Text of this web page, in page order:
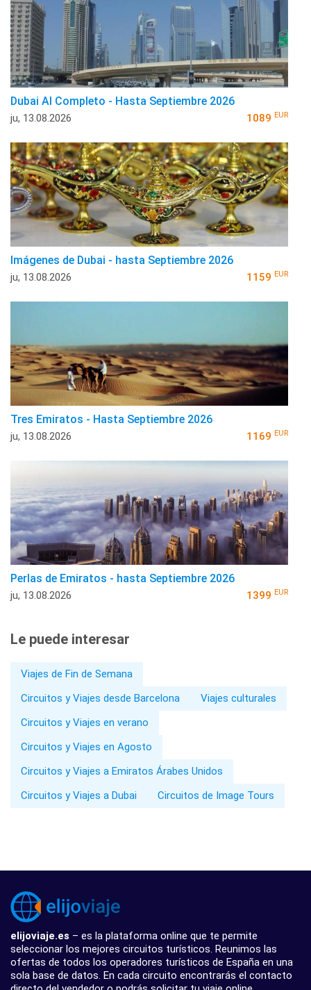
Dubai Al Completo - Hasta Septiembre 2026
ju, 13.08.2026 1089 EUR
Imágenes de Dubai - hasta Septiembre 2026
ju, 13.08.2026 1159 EUR
Tres Emiratos - Hasta Septiembre 2026
ju, 13.08.2026 1169 EUR
Perlas de Emiratos - hasta Septiembre 2026
ju, 13.08.2026 1399 EUR
Le puede interesar
Viajes de Fin de Semana
Circuitos y Viajes desde Barcelona
Viajes culturales
Circuitos y Viajes en verano
Circuitos y Viajes en Agosto
Circuitos y Viajes a Emiratos Árabes Unidos
Circuitos y Viajes a Dubai
Circuitos de Image Tours
elijoviaje.es – es la plataforma online que te permite
seleccionar los mejores circuitos turísticos. Reunimos las
ofertas de todos los operadores turísticos de España en una
sola base de datos. En cada circuito encontrarás el contacto